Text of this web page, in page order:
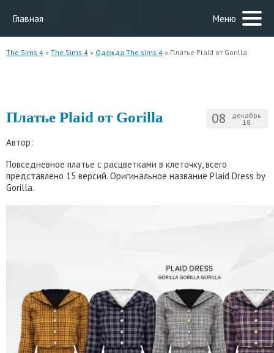
Главная Меню
The Sims 4 » The Sims 4 » Одежда The sims 4 » Платье Plaid от Gorilla
08 декабрь
18
Платье Plaid от Gorilla
Автор:
Повседневное платье с расцветками в клеточку, всего
представлено 15 версий. Оригинальное название Plaid Dress by
Gorilla.